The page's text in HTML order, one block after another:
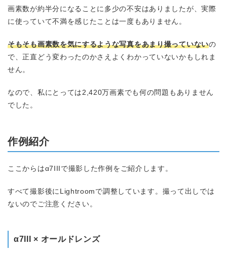
画素数が約半分になることに多少の不安はありましたが、実際
に使っていて不満を感じたことは一度もありません。
そもそも画素数を気にするような写真をあまり撮っていないの
で、正直どう変わったのかさえよくわかっていないかもしれま
せん。
なので、私にとっては2,420万画素でも何の問題もありません
でした。
作例紹介
ここからはα7IIIで撮影した作例をご紹介します。
すべて撮影後にLightroomで調整しています。撮って出しでは
ないのでご注意ください。
α7III × オールドレンズ